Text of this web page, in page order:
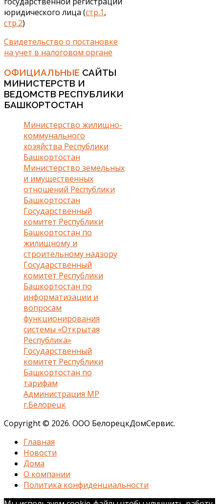
юридического лица (стр.1,
стр.2)
Свидетельство о постановке
на учет в налоговом органе
ОФИЦИАЛЬНЫЕ САЙТЫ
МИНИСТЕРСТВ И
ВЕДОМСТВ РЕСПУБЛИКИ
БАШКОРТОСТАН
Министерство жилищно-
коммунального
хозяйства Республики
Башкортостан
Министерство земельных
и имущественных
отношений Республики
Башкортостан
Государственный
комитет Республики
Башкортостан по
жилищному и
строительному надзору
Государственный
комитет Республики
Башкортостан по
информатизации и
вопросам
функционирования
системы «Открытая
Республика»
Государственный
комитет Республики
Башкортостан по
тарифам
Администрация МР
г.Белорецк
Copyright © 2026. ООО БелорецкДомСервис.
Главная
Новости
Дома
О компании
Политика конфиденциальности